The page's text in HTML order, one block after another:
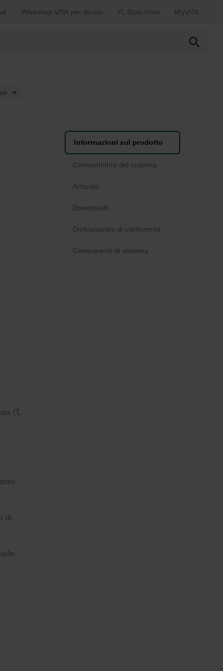
Webshop VITA per dealer IT, Stati Uniti MyVITA
Informazioni sul prodotto
Compatibilità del sistema
Articolo
Downloads
Dichiarazioni di conformità
Componenti di sistema
(T,
di